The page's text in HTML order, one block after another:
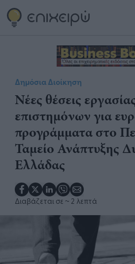
Δημόσια Διοίκηση
Νέες θέσεις
επιστημόνων για
προγράμματα στο
Ταμείο Ανάπτυξης
Ελλάδας
Διαβάζεται σε ~ 2 λεπτά